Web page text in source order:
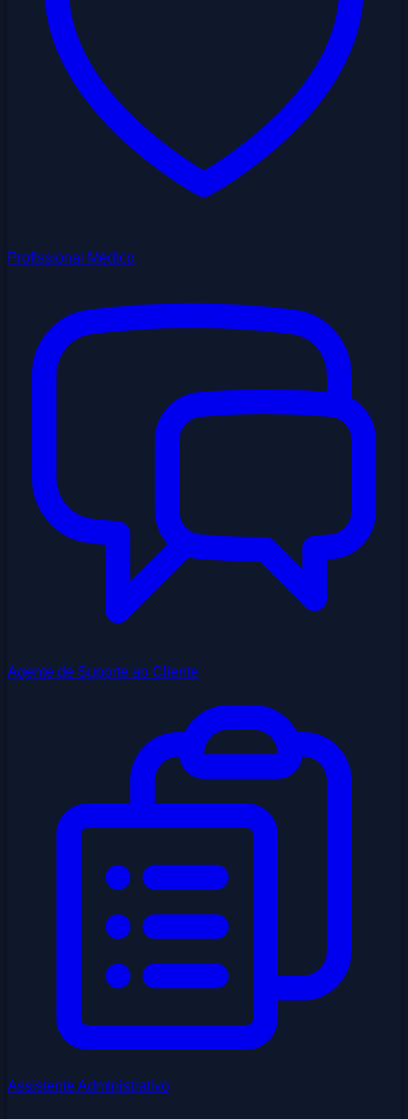
Profissional Médico
Agente de Suporte ao Cliente
Assistente Administrativo